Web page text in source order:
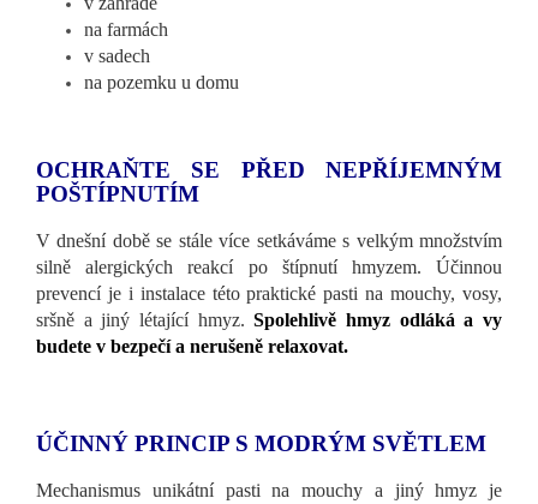
na farmách
v sadech
na pozemku u domu
OCHRAŇTE SE PŘED NEPŘÍJEMNÝM
POŠTÍPNUTÍM
V dnešní době se stále více setkáváme s velkým množstvím
silně alergických reakcí po štípnutí hmyzem. Účinnou
prevencí je i instalace této praktické pasti na mouchy, vosy,
sršně a jiný létající hmyz.Spolehlivě hmyz odláká a vy
budete v bezpečí a nerušeně relaxovat.
ÚČINNÝ PRINCIP S MODRÝM SVĚTLEM
Mechanismus unikátní pasti na mouchy a jiný hmyz je